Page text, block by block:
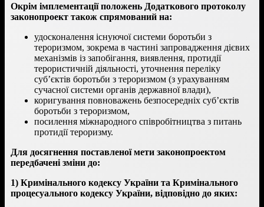
Окрім імплементації положень Додаткового протоколу
законопроект також спрямований на:
удосконалення існуючої системи боротьби з
тероризмом, зокрема в частині запровадження дієвих
механізмів із запобігання, виявлення, протидії
терористичній діяльності, уточнення переліку
суб’єктів боротьби з тероризмом (з урахуванням
сучасної системи органів державної влади),
коригування повноважень безпосередніх суб’єктів
боротьби з тероризмом,
посилення міжнародного співробітництва з питань
протидії тероризму.
Для досягнення поставленої мети законопроектом
передбачені зміни до:
1) Кримінального кодексу України та Кримінального
процесуального кодексу України, відповідно до яких: